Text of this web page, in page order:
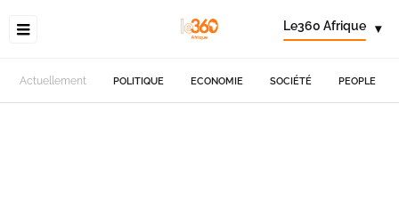
Le360 Afrique ▾
Actuellement POLITIQUE ECONOMIE SOCIÉTÉ PEOPLE